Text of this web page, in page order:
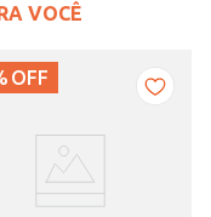
VOCÊ
OFF